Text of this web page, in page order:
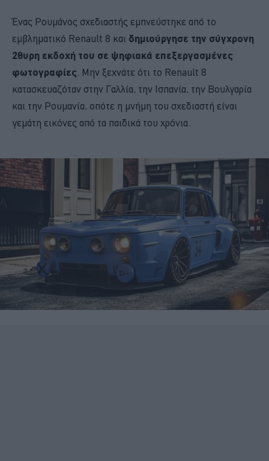
Ένας Ρουμάνος σχεδιαστής εμπνεύστηκε από το
εμβληματικό Renault 8 και δημιούργησε την σύγχρονη
2θυρη εκδοχή του σε ψηφιακά επεξεργασμένες
φωτογραφίες . Μην ξεχνάτε ότι το Renault 8
κατασκευαζόταν στην Γαλλία, την Ισπανία, την Βουλγαρία
και την Ρουμανία, οπότε η μνήμη του σχεδιαστή είναι
γεμάτη εικόνες από τα παιδικά του χρόνια.